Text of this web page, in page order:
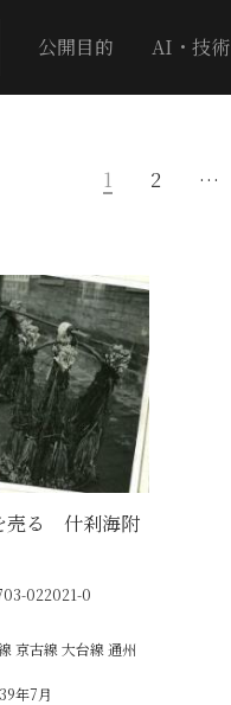
公開目的 AI・技術
1 2 …
売る 什刹海附
022021-0
京古線 大台線 通州
年7月